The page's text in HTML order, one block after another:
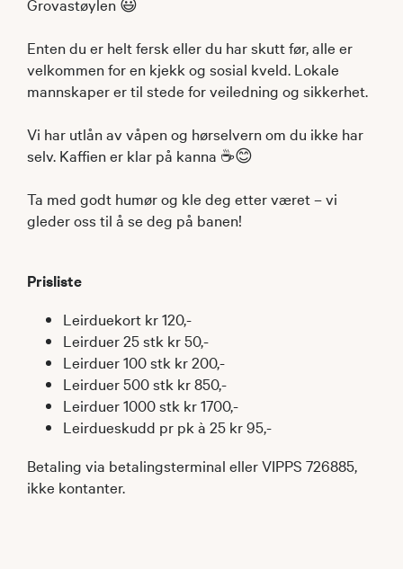
Enten du er helt fersk eller du har skutt før, alle er
velkommen for en kjekk og sosial kveld. Lokale
mannskaper er til stede for veiledning og sikkerhet.
Vi har utlån av våpen og hørselvern om du ikke har
selv. Kaffien er klar på kanna ☕😊
Ta med godt humør og kle deg etter været – vi
gleder oss til å se deg på banen!
Prisliste
Leirduekort kr 120,-
Leirduer 25 stk kr 50,-
Leirduer 100 stk kr 200,-
Leirduer 500 stk kr 850,-
Leirduer 1000 stk kr 1700,-
Leirdueskudd pr pk à 25 kr 95,-
Betaling via betalingsterminal eller VIPPS 726885,
ikke kontanter.